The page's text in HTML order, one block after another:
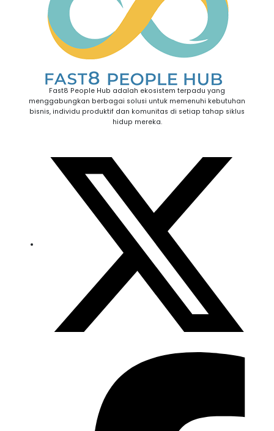
Fast8 People Hub adalah ekosistem terpadu yang
menggabungkan berbagai solusi untuk memenuhi kebutuhan
bisnis, individu produktif dan komunitas di setiap tahap siklus
hidup mereka.